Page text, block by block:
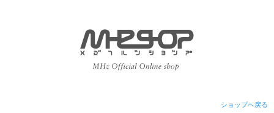
ショップへ戻る